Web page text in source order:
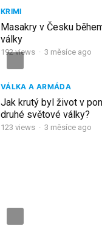
KRIMI
Masakry v Česku
války
192views · 3 měsíce ago
VÁLKA A ARMÁDA
Jak krutý byl život v
druhé světové války?
123 views · 3 měsíce ago